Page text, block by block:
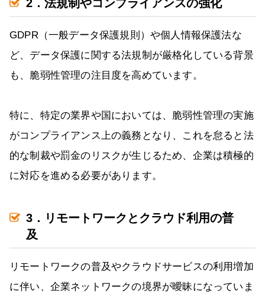
2．法規制やコンプライアンスの強化
GDPR（一般データ保護規則）や個人情報保護法な
ど、データ保護に関する法規制が厳格化している背景
も、脆弱性管理の注目度を高めています。
特に、特定の業界や国においては、脆弱性管理の実施
がコンプライアンス上の義務となり、これを怠ると法
的な制裁や罰金のリスクが生じるため、企業は積極的
に対応を進める必要があります。
3．リモートワークとクラウド利用の普
及
リモートワークの普及やクラウドサービスの利用増加
に伴い、企業ネットワークの境界が曖昧になっていま